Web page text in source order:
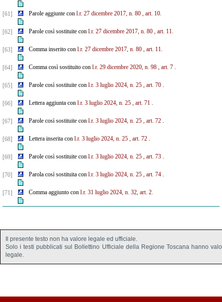
[61] Parole aggiunte con l.r. 27 dicembre 2017, n. 80 , art. 10.
[62] Parole così sostituite con l.r. 27 dicembre 2017, n. 80 , art. 11.
[63] Comma inserito con l.r. 27 dicembre 2017, n. 80 , art. 11.
[64] Comma così sostituito con l.r. 29 dicembre 2020, n. 98 , art. 7.
[65] Parole così sostituite con l.r. 3 luglio 2024, n. 25 , art. 70.
[66] Lettera aggiunta con l.r. 3 luglio 2024, n. 25 , art. 71.
[67] Parole così sostituite con l.r. 3 luglio 2024, n. 25 , art. 72.
[68] Lettera inserita con l.r. 3 luglio 2024, n. 25 , art. 72.
[69] Parole così sostituite con l.r. 3 luglio 2024, n. 25 , art. 73.
[70] Parola così sostituita con l.r. 3 luglio 2024, n. 25 , art. 74.
[71] Comma aggiunto con l.r. 31 luglio 2024, n. 32, art. 2.
Il presente testo non ha valore legale ed ufficiale.
Solo i testi pubblicati sul Bollettino Ufficiale della Regione Toscana hanno
legale.